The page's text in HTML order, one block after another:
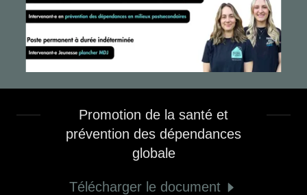
Promotion de la santé et
prévention des dépendances
globale
Télécharger le document